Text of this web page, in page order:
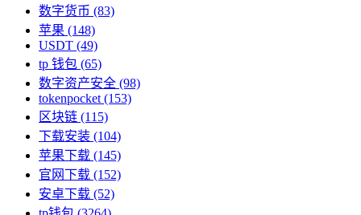
数字货币 (83)
苹果 (148)
USDT (49)
tp 钱包 (65)
数字资产安全 (98)
tokenpocket (153)
区块链 (115)
下载安装 (104)
苹果下载 (145)
官网下载 (152)
安卓下载 (52)